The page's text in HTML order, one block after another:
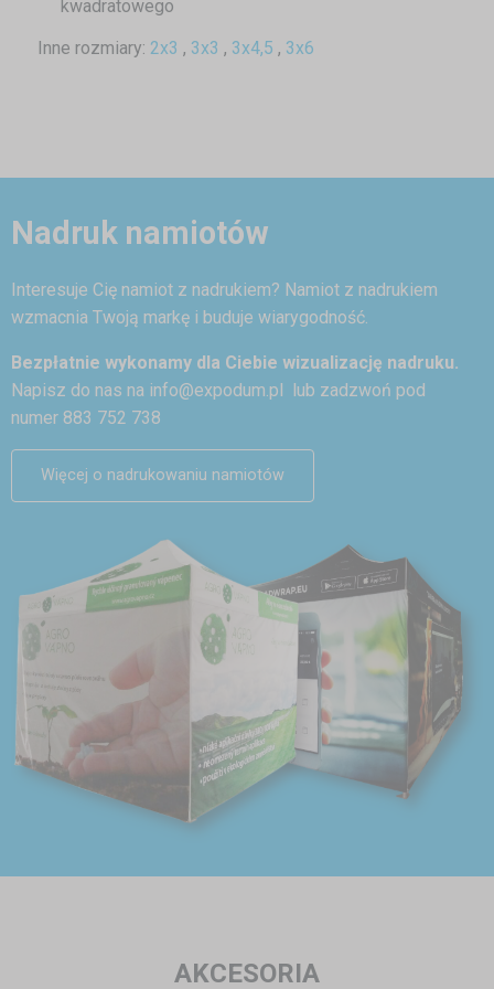
kwadratowego
Inne rozmiary: 2x3 , 3x3 , 3x4,5 , 3x6
Nadruk namiotów
Interesuje Cię namiot z nadrukiem? Namiot z nadrukiem
wzmacnia Twoją markę i buduje wiarygodność.
Bezpłatnie wykonamy dla Ciebie wizualizację nadruku.
Napisz do nas na info@expodum.pl
lub zadzwoń pod
numer 883 752 738
Więcej o nadrukowaniu namiotów
AKCESORIA